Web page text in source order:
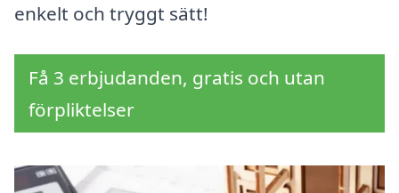
enkelt och tryggt sätt!
Få 3 erbjudanden, gratis och utan
förpliktelser